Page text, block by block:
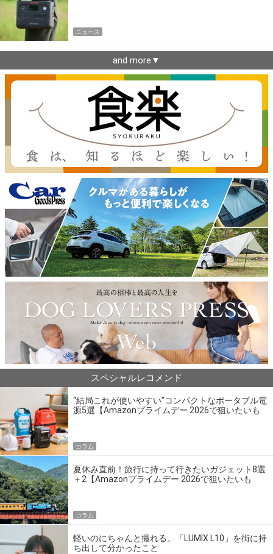
ニュース
and more▼
スペシャルレコメンド
“結局これが使いやすい”コンパクトなポータブル電
源5選【Amazonプライムデー 2026で狙いたいも
コラム
夏休み直前！旅行に持って行きたいガジェット8選
＋2【Amazonプライムデー 2026で狙いたいも
コラム
軽いのにちゃんと撮れる。「LUMIX L10」を街に持
ち出して分かったこと